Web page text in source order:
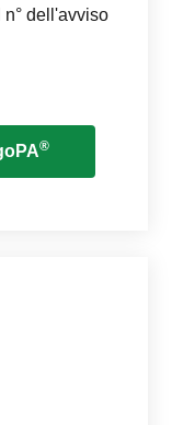
dell'avviso
®